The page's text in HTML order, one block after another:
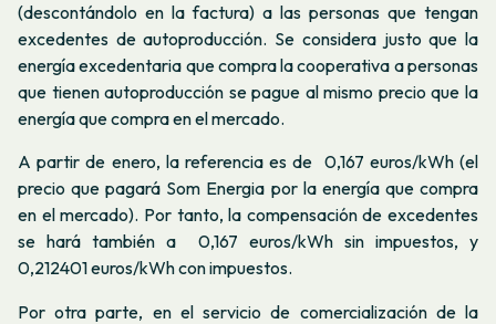
(descontándolo en la factura) a las personas que tengan
excedentes de autoproducción. Se considera justo que la
energía excedentaria que compra la cooperativa a personas
que tienen autoproducción se pague al mismo precio que la
energía que compra en el mercado.
A partir de enero, la referencia es de 0,167 euros/kWh (el
precio que pagará Som Energia por la energía que compra
en el mercado). Por tanto, la compensación de excedentes
se hará también a
0,167 euros/kWh sin impuestos, y
0,212401euros/kWh con impuestos.
Por otra parte, en el servicio de comercialización de la